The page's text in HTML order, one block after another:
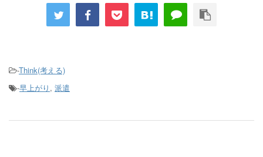
-Think(考える)
-早上がり , 派遣